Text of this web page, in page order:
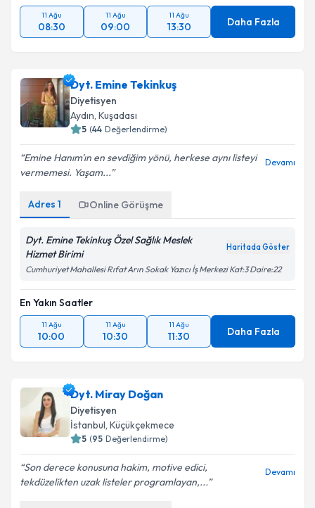
11 Ağu
08:30
11 Ağu
09:00
11 Ağu
13:30 Daha Fazla
Dyt. Emine Tekinkuş
Diyetisyen
Aydın, Kuşadası
5 (44 Değerlendirme)
Emine Hanım'ın en sevdiğim yönü, herkese aynı listeyi
vermemesi. Yaşam...
Devamı
Adres 1 Online Görüşme
Dyt. Emine Tekinkuş Özel Sağlık Meslek
Hizmet Birimi
Haritada Göster
Cumhuriyet Mahallesi Rıfat Arın Sokak Yazıcı İş Merkezi Kat:3 Daire:22
En Yakın Saatler
11 Ağu
10:00
11 Ağu
10:30
11 Ağu
11:30 Daha Fazla
Dyt. Miray Doğan
Diyetisyen
İstanbul, Küçükçekmece
5 (95 Değerlendirme)
Son derece konusuna hakim, motive edici,
tekdüzelikten uzak listeler programlayan,...
Devamı